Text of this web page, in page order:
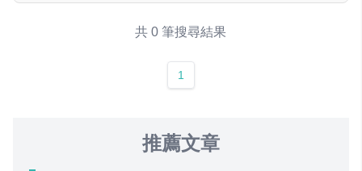
共 0 筆搜尋結果
1
推薦文章